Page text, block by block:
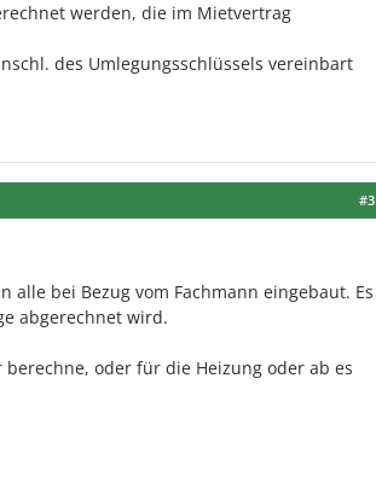
werden, die im Mietvertrag
des Umlegungsschlüssels vereinbart
#3
bei Bezug vom Fachmann eingebaut. Es
abgerechnet wird.
oder für die Heizung oder ab es